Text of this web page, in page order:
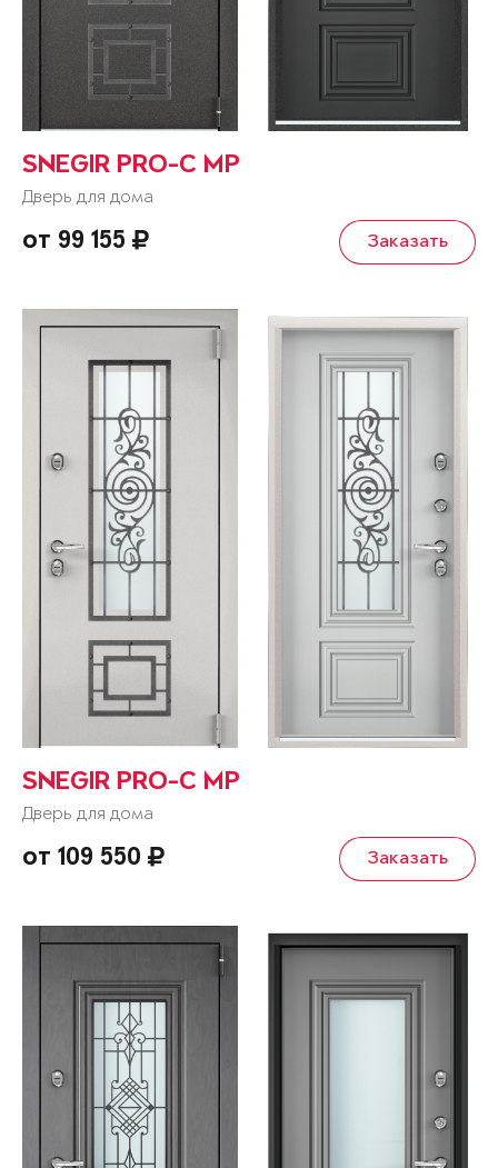
SNEGIR PRO-C MP
Дверь для дома
от 99 155 Заказать
SNEGIR PRO-C MP
Дверь для дома
от 109 550 Заказать